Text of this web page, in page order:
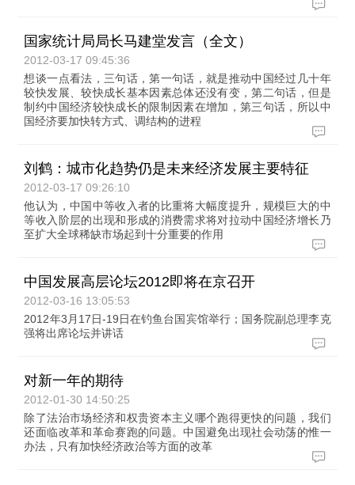
国家统计局局长马建堂发言（全文）
2012-03-17 09:45:36
想谈一点看法，三句话，第一句话，就是推动中国经过几十年
较快发展、较快成长基本因素总体还没有变，第二句话，但是
制约中国经济较快成长的限制因素在增加，第三句话，所以中
国经济要加快转方式、调结构的进程
刘鹤：城市化趋势仍是未来经济发展主要特征
2012-03-17 09:26:10
他认为，中国中等收入者的比重将大幅度提升，规模巨大的中
等收入阶层的出现和形成的消费需求将对拉动中国经济增长乃
至扩大全球稀缺市场起到十分重要的作用
中国发展高层论坛2012即将在京召开
2012-03-16 13:05:53
2012年3月17日-19日在钓鱼台国宾馆举行；国务院副总理李克
强将出席论坛并讲话
对新一年的期待
2012-01-30 14:50:25
除了法治市场经济和权贵资本主义哪个跑得更快的问题，我们
还面临改革和革命赛跑的问题。中国避免出现社会动荡的惟一
办法，只有加快经济政治等方面的改革